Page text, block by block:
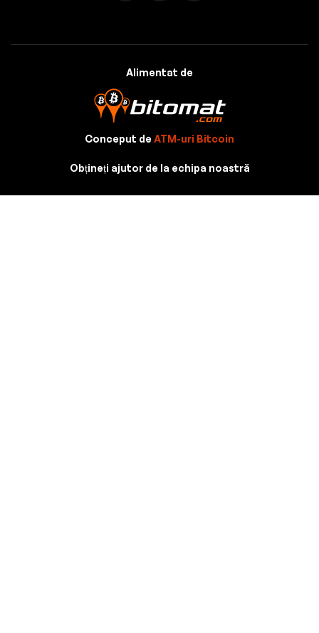
Alimentat de
Conceput de ATM-uri Bitcoin
Obțineți ajutor de la echipa noastră